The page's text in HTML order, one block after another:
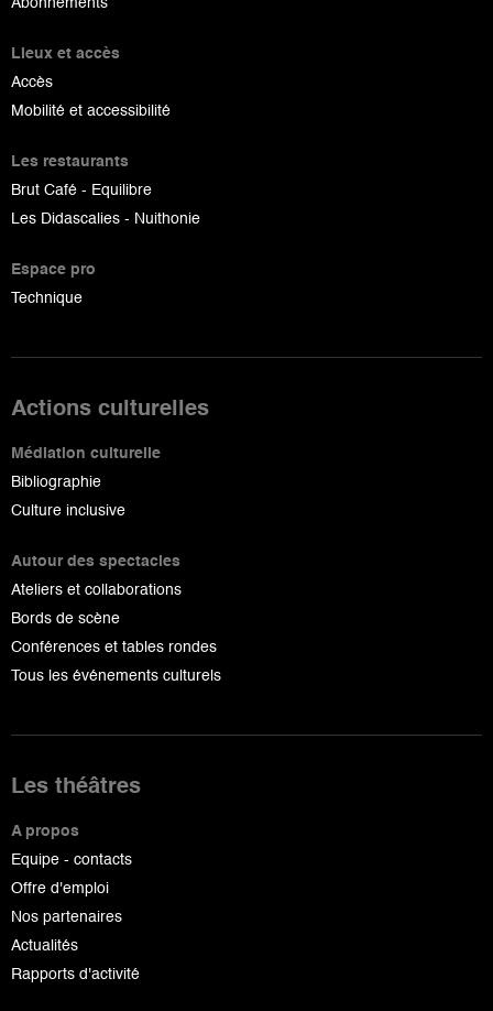
Abonnements
Lieux et accès
Accès
Mobilité et accessibilité
Les restaurants
Brut Café - Equilibre
Les Didascalies - Nuithonie
Espace pro
Technique
Actions culturelles
Médiation culturelle
Bibliographie
Culture inclusive
Autour des spectacles
Ateliers et collaborations
Bords de scène
Conférences et tables rondes
Tous les événements culturels
Les théâtres
A propos
Equipe - contacts
Offre d'emploi
Nos partenaires
Actualités
Rapports d'activité